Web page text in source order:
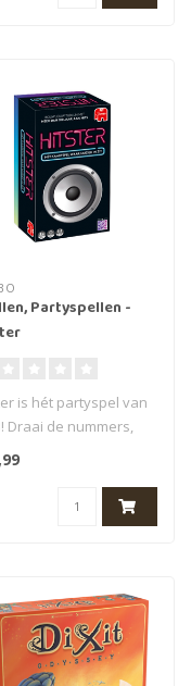
Partyspellen -
is hét partyspel van
Draai de nummers,
win! Een